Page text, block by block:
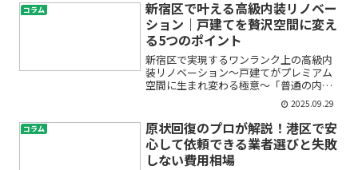
まり、テナントやお客様からクレームが
来てしまった」など、エア...
コラム
新宿区で叶える高級内装リノベー
ション｜戸建てを贅沢空間に変え
る5つのポイント
新宿区で実現するワンランク上の高級内
装リノベーション～戸建てがプレミアム
空間に生まれ変わる極意～「普通の内装
では物足りない」「自宅をホテルのよう
な上質な空間にしたい」…そんな想いを
お持ちではありませんか？新宿区で戸建
てにお住まいの方の中には...
2025.09.29
コラム
原状回復のプロが解説！港区で安
心して依頼できる業者選びと失敗
しない費用相場